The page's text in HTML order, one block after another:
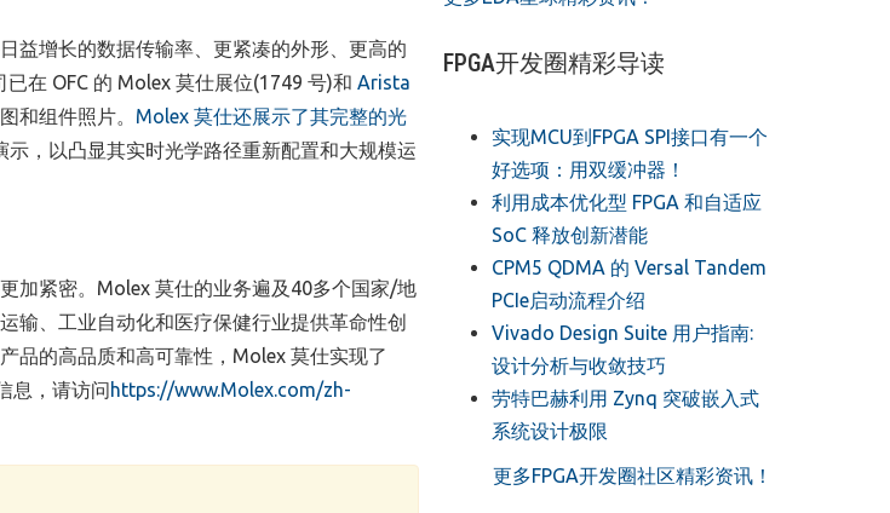
益增长的数据传输率、更紧凑的外形、更高的
在 OFC 的 Molex 莫仕展位(1749 号)和 Arista
和组件照片。 Molex 莫仕还展示了其完整的光
示，以凸显其实时光学路径重新配置和大规模运
加紧密。Molex 莫仕的业务遍及40多个国家/地
输、工业自动化和医疗保健行业提供革命性创
品的高品质和高可靠性，Molex 莫仕实现了
息，请访问https://www.Molex.com/zh-
FPGA开发圈精彩导读
实现MCU到FPGA SPI接口有一个
好选项：用双缓冲器！
利用成本优化型 FPGA 和自适应
SoC 释放创新潜能
CPM5 QDMA 的 Versal Tandem
PCIe启动流程介绍
Vivado Design Suite 用户指南:
设计分析与收敛技巧
劳特巴赫利用 Zynq 突破嵌入式
系统设计极限
更多FPGA开发圈社区精彩资讯！